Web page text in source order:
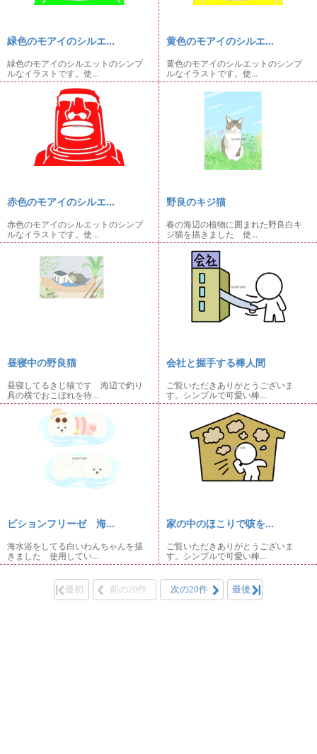
緑色のモアイのシルエ...
緑色のモアイのシルエットのシンプ
ルなイラストです。使...
黄色のモアイのシルエ...
黄色のモアイのシルエットのシンプ
ルなイラストです。使...
赤色のモアイのシルエ...
赤色のモアイのシルエットのシンプ
ルなイラストです。使...
野良のキジ猫
春の海辺の植物に囲まれた野良白キ
ジ猫を描きました 使...
昼寝中の野良猫
昼寝してるきじ猫です 海辺で釣り
具の横でおこぼれを待...
会社と握手する棒人間
ご覧いただきありがとうございま
す。シンプルで可愛い棒...
ビションフリーゼ 海...
海水浴をしてる白いわんちゃんを描
きました 使用してい...
家の中のほこりで咳を...
ご覧いただきありがとうございま
す。シンプルで可愛い棒...
最初 前の20件 次の20件 最後